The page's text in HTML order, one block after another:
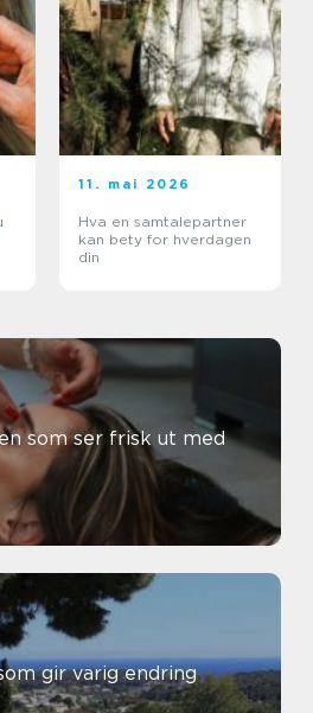
11. mai 2026
Hva en samtalepartner
kan bety for hverdagen
din
gir varig endring